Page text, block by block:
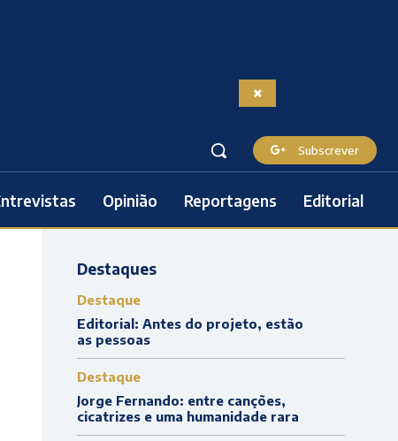
Subscrever
Opinião Reportagens Editorial
Destaques
Destaque
Editorial: Antes do projeto, estão
as pessoas
Destaque
Jorge Fernando: entre canções,
cicatrizes e uma humanidade rara